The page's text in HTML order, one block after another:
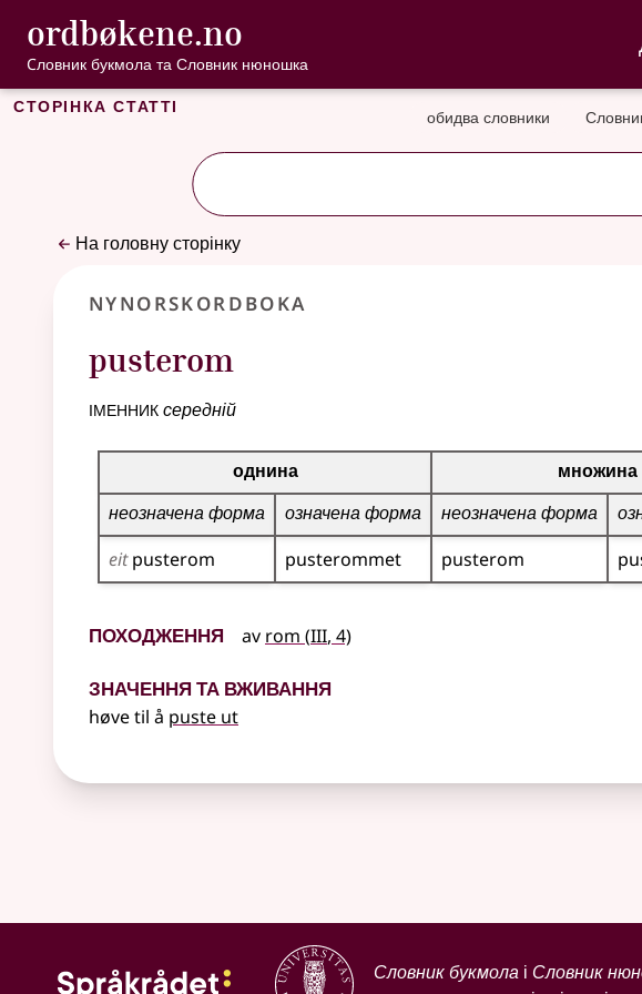
Перейти до основного вмісту
Доступність
ordbøkene.no , Cловник букмола та
Cловник букмола та Словник нюношка
Сторінка статті обидва словники
На головну сторінку
Nynorskordboka
pusterom
іменниксередній
Таблиця відмінювання для цього іменника
однина
множина
неозначена форма
означена форма неозначена форма
eitpusterom pusterommet pusterom
Походження av rom (3
III, 4)
Значення та вживання
høve til å puste ut
Словник букмола і Словник